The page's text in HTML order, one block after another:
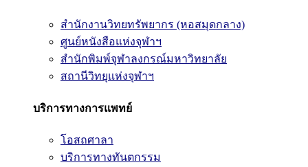
สำนักงานวิทยทรัพยากร (หอสมุดกลาง)
ศูนย์หนังสือแห่งจุฬาฯ
สำนักพิมพ์จุฬาลงกรณ์มหาวิทยาลัย
สถานีวิทยุแห่งจุฬาฯ
บริการทางการแพทย์
โอสถศาลา
บริการทางทันตกรรม